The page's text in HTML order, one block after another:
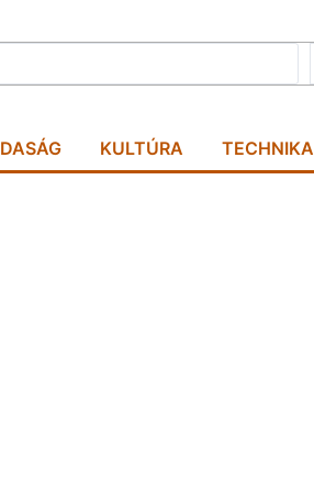
KULTÚRA TECHNIKA